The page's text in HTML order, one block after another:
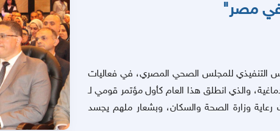
في مصر"
التنفيذي للمجلس الصحي المصري، في فعاليات
والذي انطلق هذا العام كأول مؤتمر قومي لـ
رعاية وزارة الصحة والسكان، وبشعار ملهم يجسد